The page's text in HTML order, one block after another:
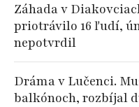
Záhada v
priotrávilo 16 ľudí,
nepotvrdil
Dráma v Lučenci.
balkónoch, rozbíjal